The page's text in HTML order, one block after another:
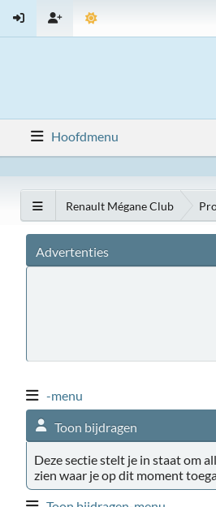
Hoofdmenu
Renault Mégane Club
Advertenties
-menu
Toon bijdragen
Deze sectie stelt je in staat om
zien waar je op dit moment